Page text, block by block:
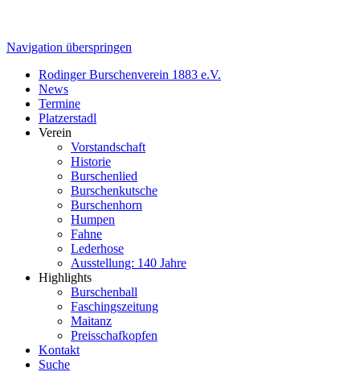
Navigation überspringen
Rodinger Burschenverein 1883 e.V.
News
Termine
Platzerstadl
Verein
Vorstandschaft
Historie
Burschenlied
Burschenkutsche
Burschenhorn
Humpen
Fahne
Lederhose
Ausstellung: 140 Jahre
Highlights
Burschenball
Faschingszeitung
Maitanz
Preisschafkopfen
Kontakt
Suche